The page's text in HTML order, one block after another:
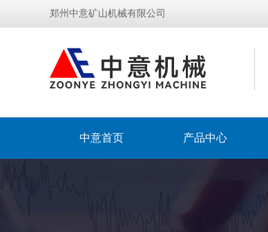
郑州中意矿山机械有限公司
中意首页 产品中心